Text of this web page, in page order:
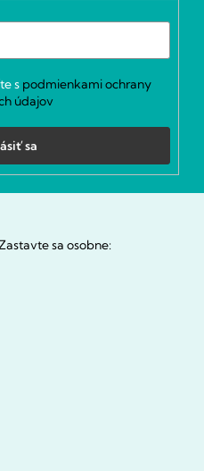
s podmienkami ochrany
údajov
sa
sa osobne: